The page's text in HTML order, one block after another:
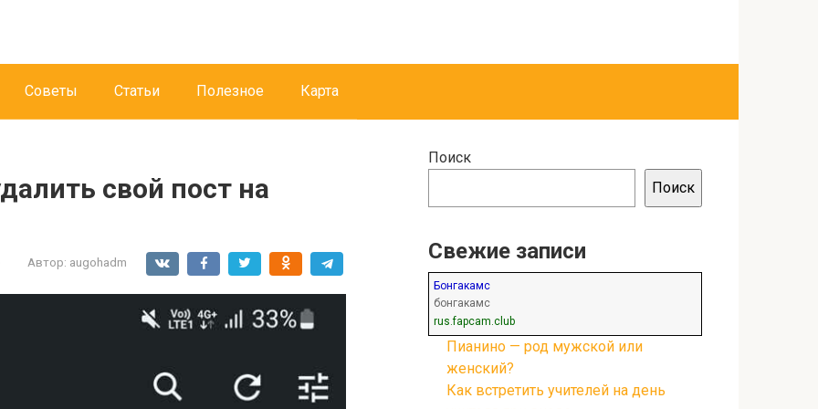
Советы Статьи Полезное Карта
свой пост на
Автор: augohadm
Поиск
Поиск
Свежие записи
Бонгакамс
бонгакамс
rus.fapcam.club
Пианино — род мужской или
женский?
Как встретить учителей на день